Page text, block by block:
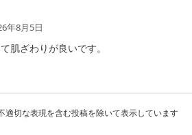
年8月5日
肌ざわりが良いです。
切な表現を含む投稿を除いて表示しています